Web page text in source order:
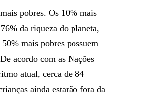
pobres. Os 10% mais
da riqueza do planeta,
50% mais pobres possuem
acordo com as Nações
atual, cerca de 84
ainda estarão fora da